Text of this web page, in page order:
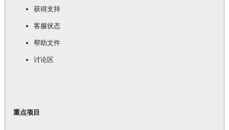
获得支持
客服状态
帮助文件
讨论区
重点项目